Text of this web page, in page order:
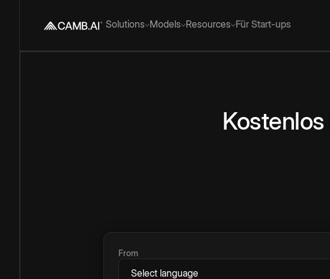
Solutions Models Resources Für Start-ups
Kostenlos
From